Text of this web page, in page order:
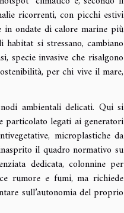
ricorrenti, con picchi estivi
in ondate di calore marine più
si stressano, cambiano
specie invasive che risalgono
per chi vive il mare,
ambientali delicati. Qui si
particolato legati ai generatori
microplastiche da
il quadro normativo su
dedicata, colonnine per
rumore e fumi, ma richiede
sull’autonomia del proprio